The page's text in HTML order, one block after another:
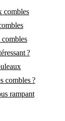
combles
?
combles ?
rampant